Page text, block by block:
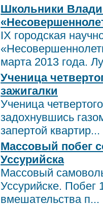
Школьники
IX городская
марта 2013 года.
Ученица
зажигалки
Ученица
задохнувшись
запертой квартир...
Массовый побег
Уссурийска
Массовый
Уссурийске. Побег
вмешательства п...